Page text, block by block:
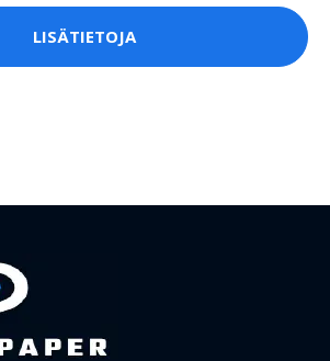
LISÄTIETOJA